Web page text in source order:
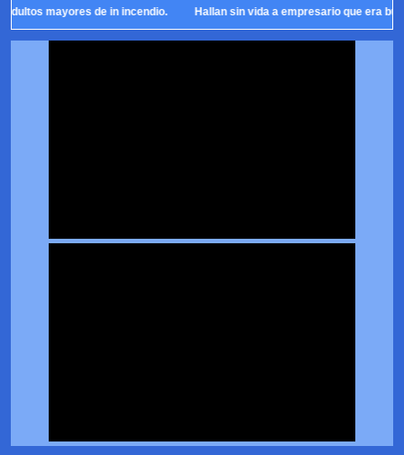
de in incendio. Hallan sin vida a empresario que era buscado .